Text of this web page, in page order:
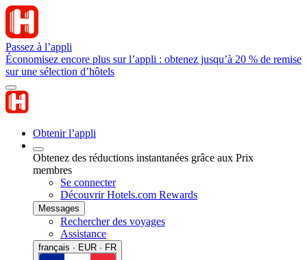
Passez à l’appli
Économisez encore plus sur l’appli : obtenez jusqu’à 20 % de remise
sur une sélection d’hôtels
Obtenir l’appli
Obtenez des réductions instantanées grâce aux Prix
membres
Se connecter
Découvrir Hotels.com Rewards
Messages
Rechercher des voyages
Assistance
français · EUR · FR